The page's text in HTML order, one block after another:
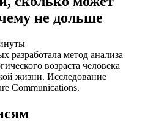
не дольше
разработала метод анализа
возраста человека
жизни. Исследование
Communications.